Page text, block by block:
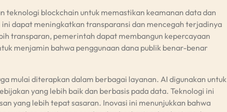
teknologi blockchain untuk memastikan keamanan data dan
dapat meningkatkan transparansi dan mencegah terjadinya
transparan, pemerintah dapat membangun kepercayaan
menjamin bahwa penggunaan dana publik benar-benar
mulai diterapkan dalam berbagai layanan. AI digunakan untuk
yang lebih baik dan berbasis pada data. Teknologi ini
yang lebih tepat sasaran. Inovasi ini menunjukkan bahwa